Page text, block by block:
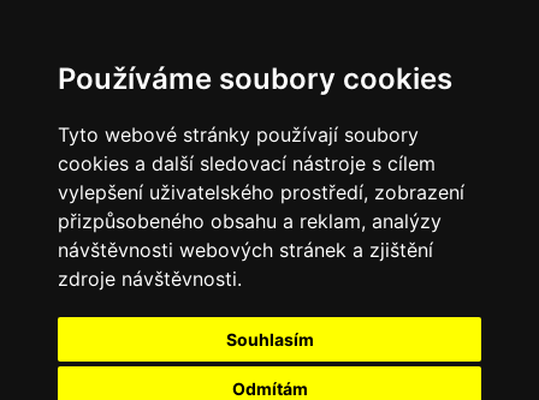
Používáme soubory cookies
Tyto webové stránky používají soubory
cookies a další sledovací nástroje s cílem
vylepšení uživatelského prostředí, zobrazení
přizpůsobeného obsahu a reklam, analýzy
návštěvnosti webových stránek a zjištění
zdroje návštěvnosti.
Souhlasím
Odmítám